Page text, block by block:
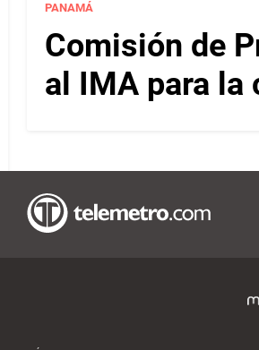
PANAMÁ
Comisión de
al IMA para la